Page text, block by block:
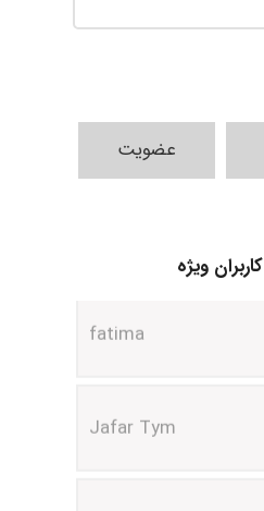
عضویت
کاربران ویژه
A.balandeh